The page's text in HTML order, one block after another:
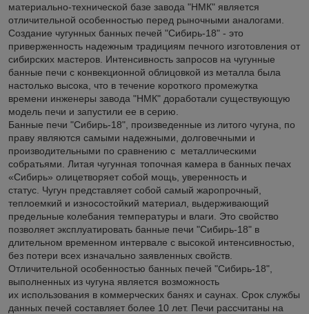
материально-технической базе завода "НМК" является
отличительной особенностью перед рыночными аналогами.
Создание чугунных банных печей "Сибирь-18" - это
приверженность надежным традициям печного изготовления от
сибирских мастеров. Интенсивность запросов на чугунные
банные печи с конвекционной облицовкой из металла была
настолько высока, что в течение короткого промежутка
времени инженеры завода "НМК" доработали существующую
модель печи и запустили ее в серию.
Банные печи "Сибирь-18", произведенные из литого чугуна, по
праву являются самыми надежными, долговечными и
производительными по сравнению с металлическими
собратьями. Литая чугунная топочная камера в банных печах
«Сибирь» олицетворяет собой мощь, уверенность и
статус. Чугун представляет собой самый жаропрочный,
теплоемкий и износостойкий материал, выдерживающий
предельные колебания температуры и влаги. Это свойство
позволяет эксплуатировать банные печи "Сибирь-18" в
длительном временном интервале с высокой интенсивностью,
без потери всех изначально заявленных свойств.
Отличительной особенностью банных печей "Сибирь-18",
выполненных из чугуна является возможность
их использования в коммерческих банях и саунах. Срок службы
данных печей составляет более 10 лет. Печи рассчитаны на